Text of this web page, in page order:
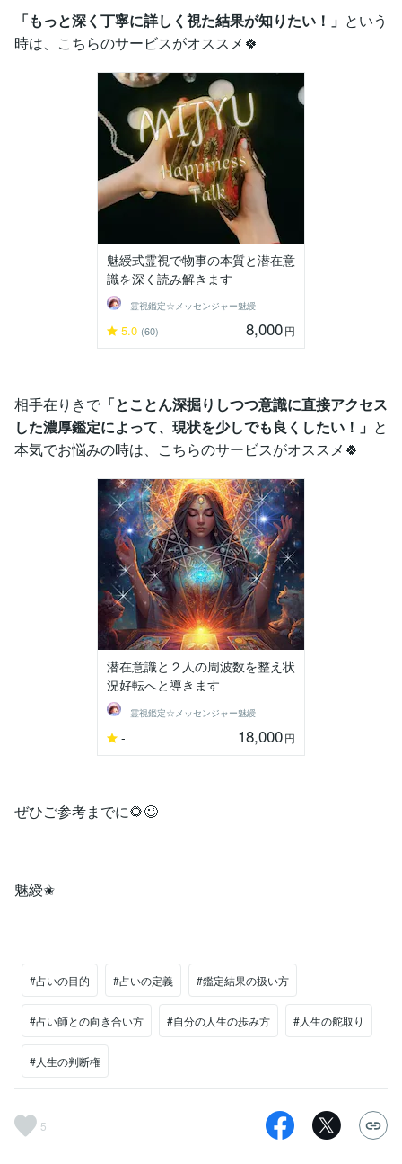
「もっと深く丁寧に詳しく視た結果が知りたい！」 という
時は、こちらのサービスがオススメ🍀
魅綬式霊視で物事の本質と潜在意
識を深く読み解きます
霊視鑑定☆メッセンジャー魅綬
5.0 (60) 8,000円
相手在りきで 「とことん深掘りしつつ意識に直接アクセス
した濃厚鑑定によって、現状を少しでも良くしたい！」 と
本気でお悩みの時は、こちらのサービスがオススメ🍀
潜在意識と２人の周波数を整え状
況好転へと導きます
霊視鑑定☆メッセンジャー魅綬
- 18,000円
ぜひご参考までに🌻😉
魅綬✬
#占いの目的 #占いの定義 #鑑定結果の扱い方
#占い師との向き合い方 #自分の人生の歩み方 #人生の舵取り
#人生の判断権
5